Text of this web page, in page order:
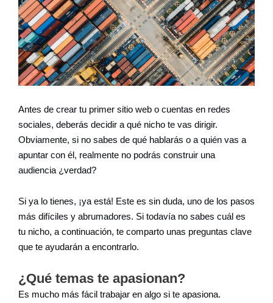
Antes de crear tu primer sitio web o cuentas en redes
sociales, deberás decidir a qué nicho te vas dirigir.
Obviamente, si no sabes de qué hablarás o a quién vas a
apuntar con él, realmente no podrás construir una
audiencia ¿verdad?
Si ya lo tienes, ¡ya está! Este es sin duda, uno de los pasos
más difíciles y abrumadores. Si todavía no sabes cuál es
tu nicho, a continuación, te comparto unas preguntas clave
que te ayudarán a encontrarlo.
¿Qué temas te apasionan?
Es mucho más fácil trabajar en algo si te apasiona.